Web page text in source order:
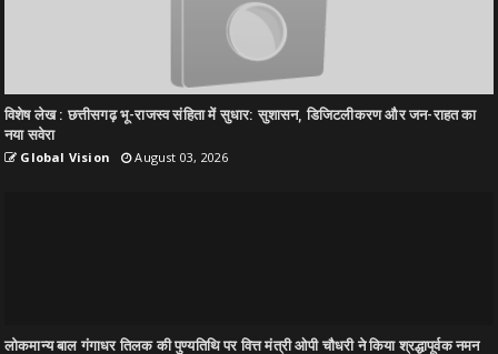
विशेष लेख : छत्तीसगढ़ भू-राजस्व संहिता में सुधार: सुशासन, डिजिटलीकरण और जन-राहत का
नया सवेरा
Global Vision August 03, 2026
लोकमान्य बाल गंगाधर तिलक की पुण्यतिथि पर वित्त मंत्री ओपी चौधरी ने किया श्रद्धापूर्वक नमन